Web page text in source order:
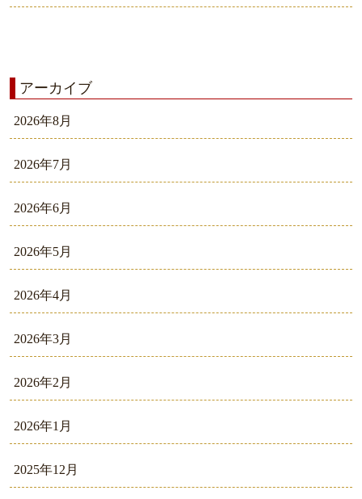
アーカイブ
2026年8月
2026年7月
2026年6月
2026年5月
2026年4月
2026年3月
2026年2月
2026年1月
2025年12月